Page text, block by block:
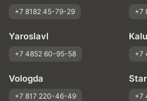
+7 8182 45-79-29 +7
Yaroslavl
+7 4852 60-95-58 +7
Vologda
+7 817 220-46-49 +7